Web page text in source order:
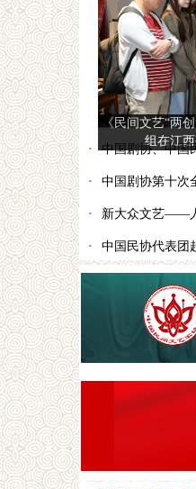
《民间文艺“两
组在江
· 中国剧协、中国民
· 中国剧协第十次全国代表大会、中国民协第十
· 新大众文艺——
· 中国民协代表团